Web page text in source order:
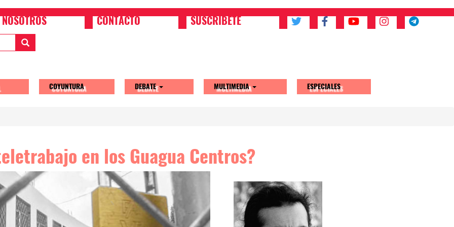
NOSOTROS CONTACTO SUSCRIBETE
COYUNTURA DEBATE MULTIMEDIA ESPECIALES
en los Guagua Centros?